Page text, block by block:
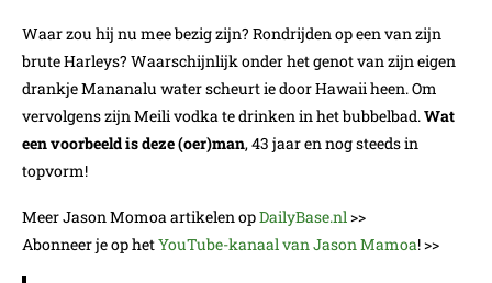
Waar zou hij nu mee bezig zijn? Rondrijden op een van zijn
brute Harleys? Waarschijnlijk onder het genot van zijn eigen
drankje Mananalu water scheurt ie door Hawaii heen. Om
vervolgens zijn Meili vodka te drinken in het bubbelbad.Wat
een voorbeeld is deze (oer)man, 43 jaar en nog steeds in
topvorm!
Meer Jason Momoa artikelen opDailyBase.nl>>
Abonneer je op hetYouTube-kanaal van Jason Mamoa! >>